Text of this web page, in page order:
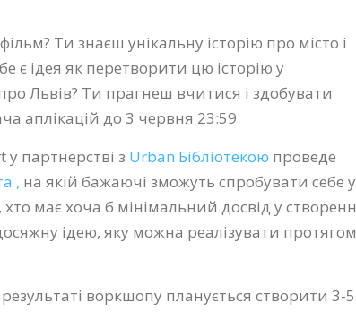
Ти знаєш унікальну історію про місто і
є ідея як перетворити цю історію у
Львів? Ти прагнеш вчитися і здобувати
аплікацій до 3 червня 23:59
партнерстві з Urban Бібліотекою проведе
, на якій бажаючі зможуть спробувати себе у
має хоча б мінімальний досвід у
ідею, яку можна реалізувати протягом
воркшопу планується створити 3-5